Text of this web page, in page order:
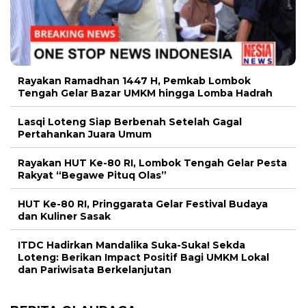
Rayakan Ramadhan 1447 H, Pemkab Lombok
Tengah Gelar Bazar UMKM hingga Lomba Hadrah
Lasqi Loteng Siap Berbenah Setelah Gagal
Pertahankan Juara Umum
Rayakan HUT Ke-80 RI, Lombok Tengah Gelar Pesta
Rakyat “Begawe Pituq Olas”
HUT Ke-80 RI, Pringgarata Gelar Festival Budaya
dan Kuliner Sasak
ITDC Hadirkan Mandalika Suka-Suka! Sekda
Loteng: Berikan Impact Positif Bagi UMKM Lokal
dan Pariwisata Berkelanjutan